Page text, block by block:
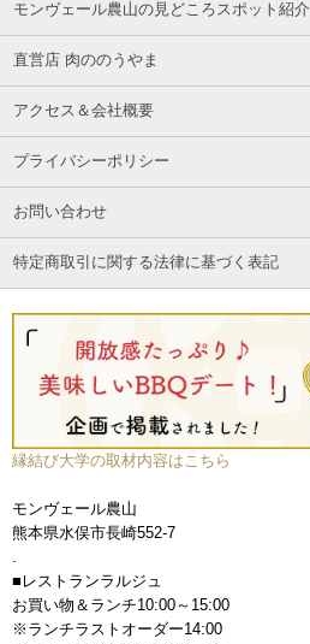
モンヴェール農山の見どころスポット紹介
直営店 肉ののうやま
アクセス＆会社概要
プライバシーポリシー
お問い合わせ
特定商取引に関する法律に基づく表記
縁結び大学の取材内容はこちら
モンヴェール農山
熊本県水俣市長崎552-7
.
■レストランラルジュ
お買い物＆ランチ10:00～15:00
※ランチラストオーダー14:00